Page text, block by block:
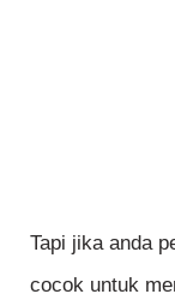
Tapi jika anda
cocok untuk